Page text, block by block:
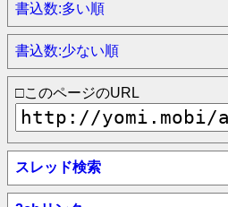
書込数:多い順
書込数:少ない順
□このページのURL
スレッド検索